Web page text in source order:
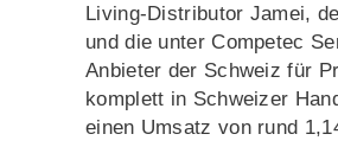
Living-Distributor Jamei,
und die unter Competec
Anbieter der Schweiz für
komplett in Schweizer
einen Umsatz von rund